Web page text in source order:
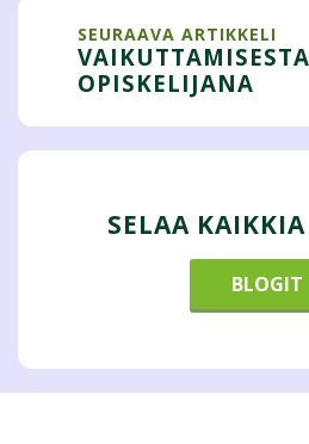
SEURAAVA ARTIKKELI
VAIKUTTAMISESTA
OPISKELIJANA
SELAA
BLOGIT